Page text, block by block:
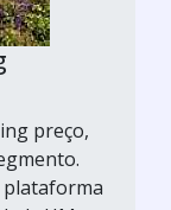
preço,
plataforma